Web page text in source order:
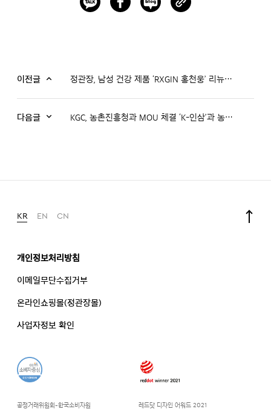
이전글 정관장, 남성 건강 제품 ‘RXGIN 홍천웅’ 리뉴얼 출시
다음글 KGC, 농촌진흥청과 MOU 체결 ‘K-인삼’과 농생명자원 사업화 나선다
KR EN CN
공정거래위원회-한국소비자원
레드닷 디자인 어워드 2021
개인정보처리방침
이메일무단수집거부
온라인쇼핑몰(정관장몰)
사업자정보 확인